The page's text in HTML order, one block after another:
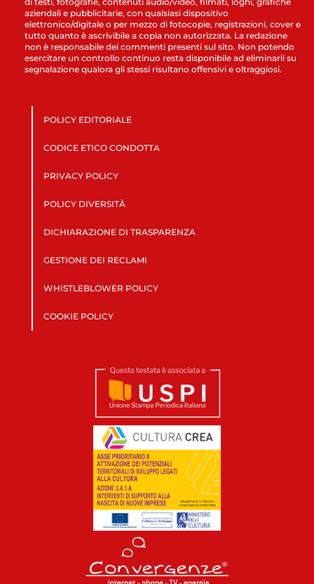
aziendali e pubblicitarie, con qualsiasi dispositivo
elettronico/digitale o per mezzo di fotocopie, registrazioni, cover e
tutto quanto è ascrivibile a copia non autorizzata. La redazione
non è responsabile dei commenti presenti sul sito. Non potendo
esercitare un controllo continuo resta disponibile ad eliminarli su
segnalazione qualora gli stessi risultano offensivi e oltraggiosi.
POLICY EDITORIALE
CODICE ETICO CONDOTTA
PRIVACY POLICY
POLICY DIVERSITÀ
DICHIARAZIONE DI TRASPARENZA
GESTIONE DEI RECLAMI
WHISTLEBLOWER POLICY
COOKIE POLICY